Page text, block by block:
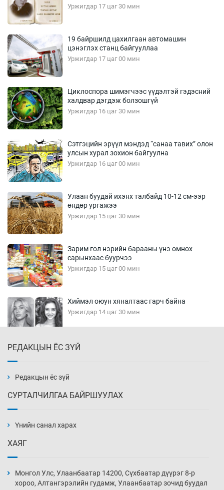
Уржигдар 17 цаг 30 мин
19 байршилд цахилгаан автомашин
цэнэглэх станц байгууллаа
Уржигдар 17 цаг 00 мин
Циклоспора шимэгчээс үүдэлтэй гэдэсний
халдвар дэгдэж болзошгүй
Уржигдар 16 цаг 30 мин
Сэтгэцийн эрүүл мэндэд “санаа тавих” олон
улсын хурал зохион байгуулна
Уржигдар 16 цаг 00 мин
Улаан буудай ихэнх талбайд 10-12 см-ээр
өндөр ургажээ
Уржигдар 15 цаг 30 мин
Зарим гол нэрийн барааны үнэ өмнөх
сарынхаас буурчээ
Уржигдар 15 цаг 00 мин
Хиймэл оюун хяналтаас гарч байна
Уржигдар 14 цаг 30 мин
Уржигдар 14 цаг 00 мин
нэмэгджээ
Уржигдар 13 цаг 30 мин
РЕДАКЦЫН ЁС ЗҮЙ
Редакцын ёс зүй
СУРТАЛЧИЛГАА БАЙРШУУЛАХ
Үнийн санал харах
ХАЯГ
Монгол Улс, Улаанбаатар 14200, Сүхбаатар дүүрэг 8-р
хороо, Алтангэрэлийн гудамж, Улаанбаатар зочид буудал